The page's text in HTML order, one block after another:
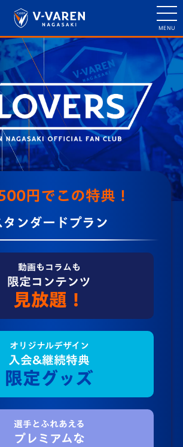
円で この特典！
タンダードプラン
動画もコラムも
限定コンテンツ
見放題！
オリジナルデザイン
入会&継続特典
限定グッズ
選手とふれあえる
プレミアムな